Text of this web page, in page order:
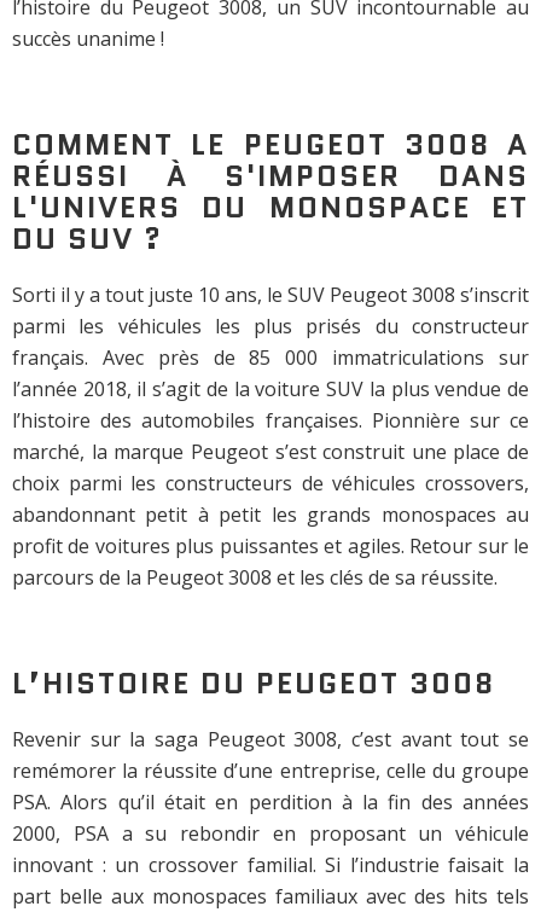
l’histoire du Peugeot 3008, un SUV incontournable au
succès unanime !
COMMENT LE PEUGEOT 3008 A
RÉUSSI À S'IMPOSER DANS
L'UNIVERS DU MONOSPACE ET
DU SUV ?
Sorti il y a tout juste 10 ans, le SUV Peugeot 3008 s’inscrit
parmi les véhicules les plus prisés du constructeur
français. Avec près de 85 000 immatriculations sur
l’année 2018, il s’agit de la voiture SUV la plus vendue de
l’histoire des automobiles françaises. Pionnière sur ce
marché, la marque Peugeot s’est construit une place de
choix parmi les constructeurs de véhicules crossovers,
abandonnant petit à petit les grands monospaces au
profit de voitures plus puissantes et agiles. Retour sur le
parcours de la Peugeot 3008 et les clés de sa réussite.
L’HISTOIRE DU PEUGEOT 3008
Revenir sur la saga Peugeot 3008, c’est avant tout se
remémorer la réussite d’une entreprise, celle du groupe
PSA. Alors qu’il était en perdition à la fin des années
2000, PSA a su rebondir en proposant un véhicule
innovant : un crossover familial. Si l’industrie faisait la
part belle aux monospaces familiaux avec des hits tels